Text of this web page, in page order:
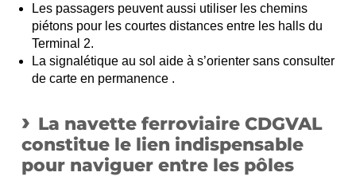
Les passagers peuvent aussi utiliser les chemins
piétons pour les courtes distances entre les halls du
Terminal 2.
La signalétique au sol aide à s’orienter sans consulter
de carte en permanence .
La navette ferroviaire CDGVAL
constitue le lien indispensable
pour naviguer entre les pôles